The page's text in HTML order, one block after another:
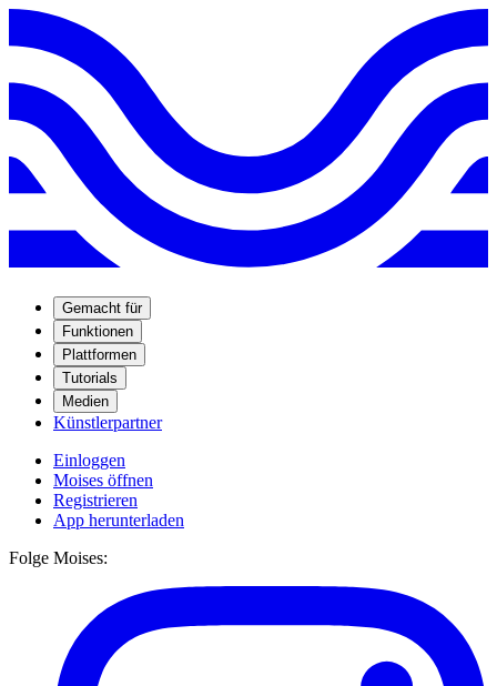
Gemacht für
Funktionen
Plattformen
Tutorials
Medien
Künstlerpartner
Einloggen
Moises öffnen
Registrieren
App herunterladen
Folge Moises: